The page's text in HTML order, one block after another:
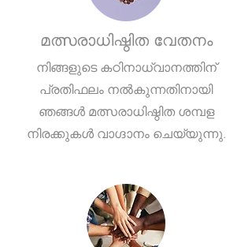
മത്സരാധിഷ്ഠിത വേതനം
നിങ്ങളുടെ കഠിനാധ്വാനത്തിന്
പ്രതിഫലം നൽകുന്നതിനായി
ഞങ്ങൾ മത്സരാധിഷ്ഠിത ശമ്പള
നിരക്കുകൾ വാഗ്ദാനം ചെയ്യുന്നു.